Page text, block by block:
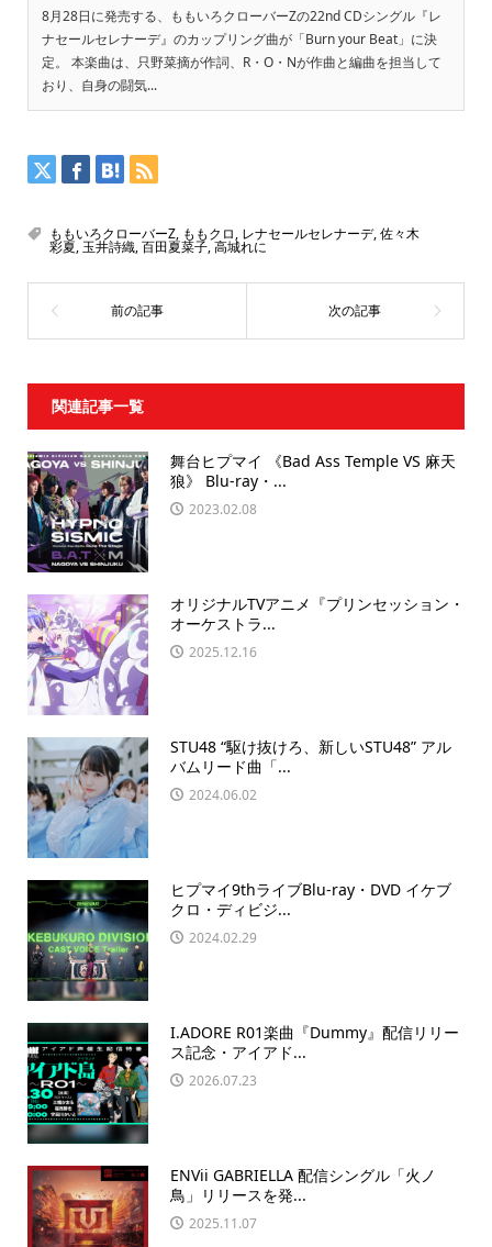
8月28日に発売する、ももいろクローバーZの22nd CDシングル『レ
ナセールセレナーデ』のカップリング曲が「Burn your Beat」に決
定。 本楽曲は、只野菜摘が作詞、R・O・Nが作曲と編曲を担当して
おり、自身の闘気...
ももいろクローバーZ, ももクロ, レナセールセレナーデ,佐々木
彩夏, 玉井詩織,百田夏菜子,高城れに
関連記事一覧
舞台ヒプマイ 《Bad Ass Temple VS 麻天
狼》 Blu-ray・...
2023.02.08
オリジナルTVアニメ『プリンセッション・
オーケストラ...
2025.12.16
STU48 “駆け抜けろ、新しいSTU48” アル
バムリード曲「...
2024.06.02
ヒプマイ9thライブBlu-ray・DVD イケブ
クロ・ディビジ...
2024.02.29
I.ADORE R01楽曲『Dummy』配信リリー
ス記念・アイアド...
2026.07.23
ENVii GABRIELLA 配信シングル「火ノ
鳥」リリースを発...
2025.11.07